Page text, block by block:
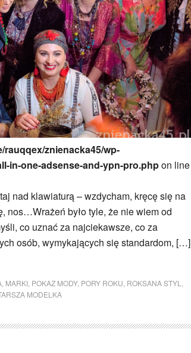
rauqqex/znienacka45/wp-
in-one-adsense-and-ypn-pro.phpon line
nad klawiaturą – wzdycham, kręcę się na
nos…Wrażeń było tyle, że nie wiem od
co uznać za najciekawsze, co za
osób, wymykających się standardom, […]
MARKI POKAZ MODY, PORY ROKU ROKSANA STYL
MODELKA